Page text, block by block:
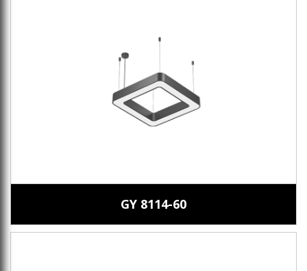
GY 8114-60